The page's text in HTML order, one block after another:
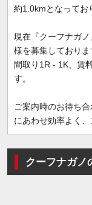
約1.0kmとなってお
現在『クーフナガ
様を募集しておりま
間取り1R - 1K、賃
す。
ご案内時のお待ち
にあわせ効率よく
クーフナガノ